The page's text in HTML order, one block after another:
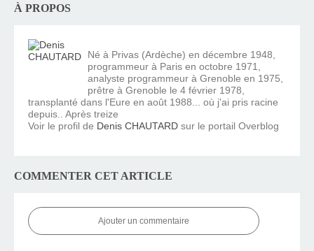
À PROPOS
Né à Privas (Ardèche) en décembre 1948,
programmeur à Paris en octobre 1971,
analyste programmeur à Grenoble en 1975,
prêtre à Grenoble le 4 février 1978,
transplanté dans l'Eure en août 1988... où j'ai pris racine
depuis.. Après treize
Voir le profil de Denis CHAUTARD sur le portail Overblog
COMMENTER CET ARTICLE
Ajouter un commentaire